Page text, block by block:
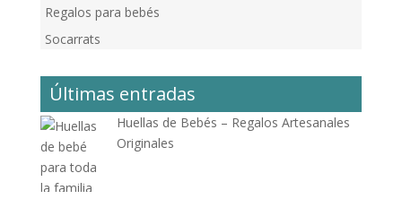
Regalos para bebés
Socarrats
Últimas entradas
Huellas de Bebés – Regalos Artesanales
Originales